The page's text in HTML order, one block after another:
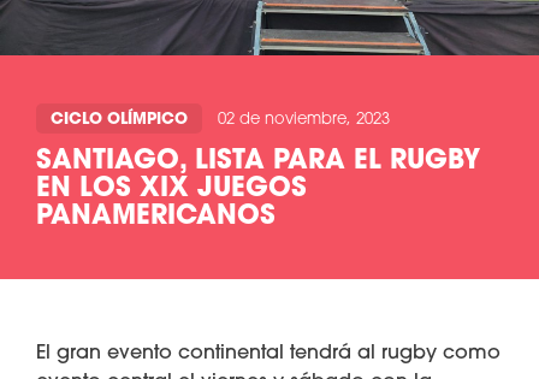
CICLO OLÍMPICO 02 de noviembre, 2023
SANTIAGO, LISTA PARA EL RUGBY
EN LOS XIX JUEGOS
PANAMERICANOS
El gran evento continental tendrá al rugby como